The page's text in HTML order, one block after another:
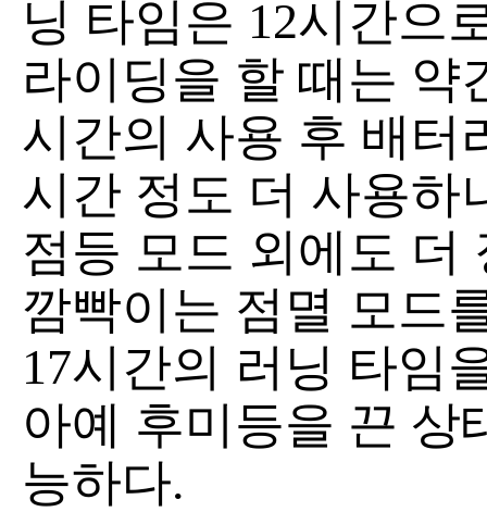
닝 타임은 12시간으
라이딩을 할 때는 약
시간의 사용 후 배터
시간 정도 더 사용하
점등 모드 외에도 더
깜빡이는 점멸 모드
17시간의 러닝 타임
아예 후미등을 끈 상
능하다.